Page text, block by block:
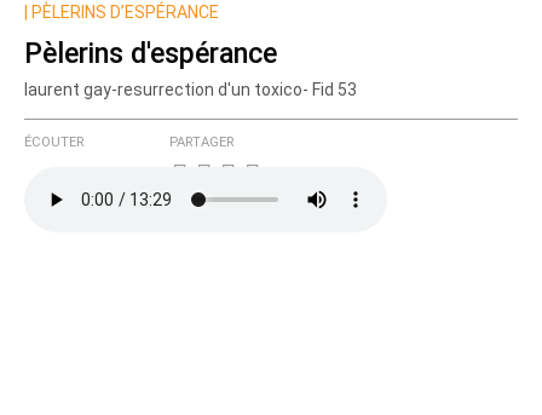
Nom
Courriel (non publié)
Ajoutez votre commentaire ici
PÈLERINS D’ESPÉRANCE
Pèlerins d'espérance
laurent gay-resurrection d'un toxico- Fid 53
ÉCOUTER PARTAGER